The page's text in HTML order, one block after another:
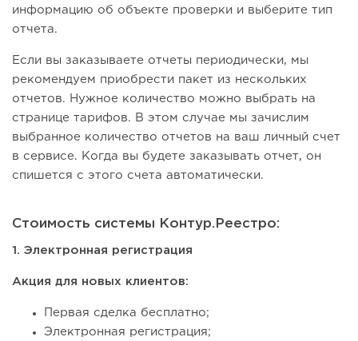
информацию об объекте проверки и выберите тип
отчета.
Если вы заказываете отчеты периодически, мы
рекомендуем приобрести пакет из нескольких
отчетов. Нужное количество можно выбрать на
странице тарифов. В этом случае мы зачислим
выбранное количество отчетов на ваш личный счет
в сервисе. Когда вы будете заказывать отчет, он
спишется с этого счета автоматически.
Стоимость системы Контур.Реестро:
1. Электронная регистрация
Акция для новых клиентов:
Первая сделка бесплатно;
Электронная регистрация;